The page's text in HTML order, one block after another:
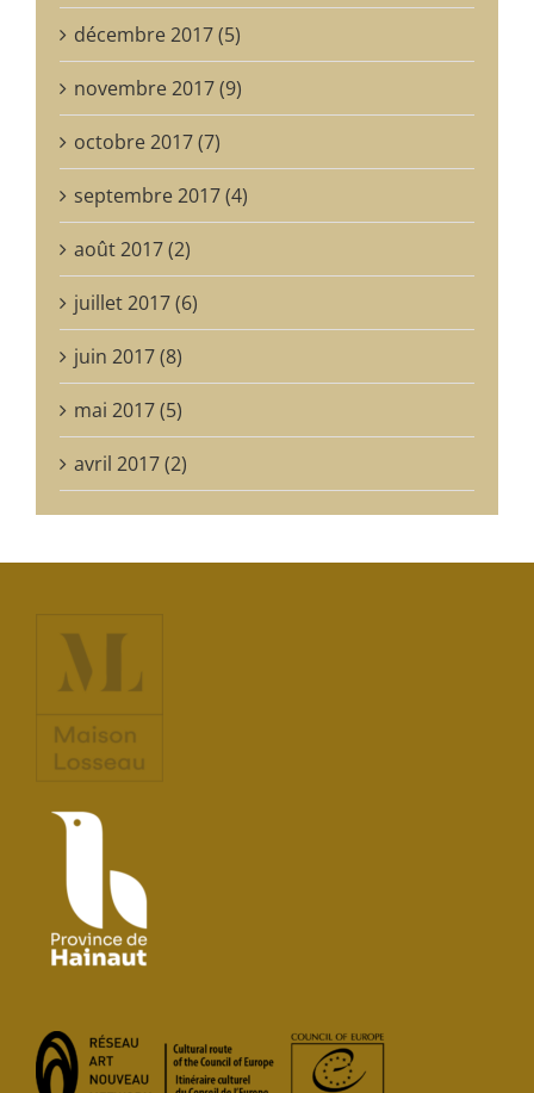
décembre 2017 (5)
novembre 2017 (9)
octobre 2017 (7)
septembre 2017 (4)
août 2017 (2)
juillet 2017 (6)
juin 2017 (8)
mai 2017 (5)
avril 2017 (2)